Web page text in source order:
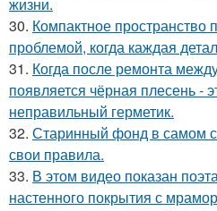
жизни.
30. Компактное пространство
проблемой, когда каждая
31. Когда после ремонта
появляется чёрная плесень -
неправильный герметик.
32. Старинный фонд в самом
свои правила.
33. В этом видео показан
настенного покрытия с